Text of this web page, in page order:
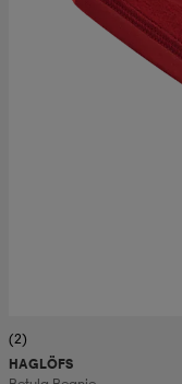
(2)
HAGLÖFS